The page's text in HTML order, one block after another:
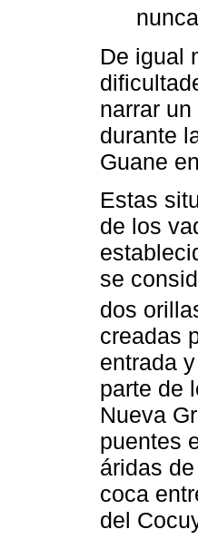
De igual
narrar
durante
Guane
Estas
de los
se
dos
creadas
entrada
parte de
Nueva
puentes
áridas
coca
del